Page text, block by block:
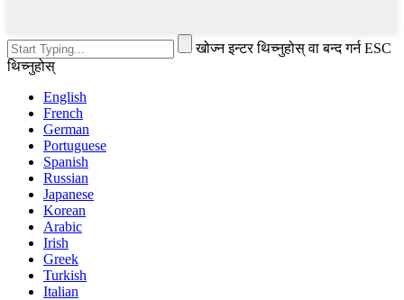
खोज्न इन्टर थिच्नुहोस् वा बन्द गर्न ESC
थिच्नुहोस्
English
French
German
Portuguese
Spanish
Russian
Japanese
Korean
Arabic
Irish
Greek
Turkish
Italian